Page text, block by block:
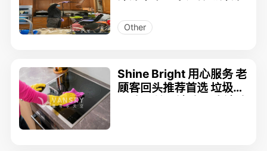
｜专业搬家｜房屋维修刷
漆Other
Shine Bright 用心服务 老
顾客回头推荐首选 垃圾清